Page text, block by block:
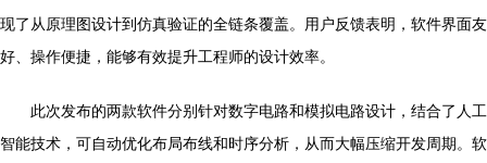
现了从原理图设计到仿真验证的全链条覆盖。用户反馈表明，软件界面友
好、操作便捷，能够有效提升工程师的设计效率。
此次发布的两款软件分别针对数字电路和模拟电路设计，结合了人工
智能技术，可自动优化布局布线和时序分析，从而大幅压缩开发周期。软